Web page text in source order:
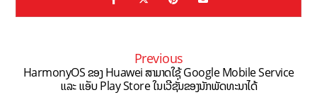
Previous
HarmonyOS ຂອງ Huawei ສາມາດໃຊ້ Google Mobile Service
ແລະ ແອັບ Play Store ໃນເວີຊັ່ນຂອງນັກພັດທະນາໄດ້